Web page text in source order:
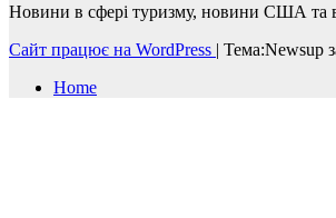
Новини в сфері туризму, новини США та
Сайт працює на WordPress | Тема:Newsup
Home